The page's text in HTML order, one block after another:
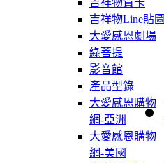
吉祥物賀卡
吉祥物Line貼圖
大愛感恩劇場
綠菩提
影音館
產品型錄
大愛感恩購物
網-亞洲
大愛感恩購物
網-美國